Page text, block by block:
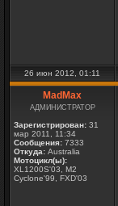
26 июн 2012, 01:11
MadMax
АДМИНИСТРАТОР
Зарегистрирован: 31
мар 2011, 11:34
Сообщения: 7333
Откуда: Australia
Мотоцикл(ы):
XL1200S'03, M2
Cyclone'99, FXD'03